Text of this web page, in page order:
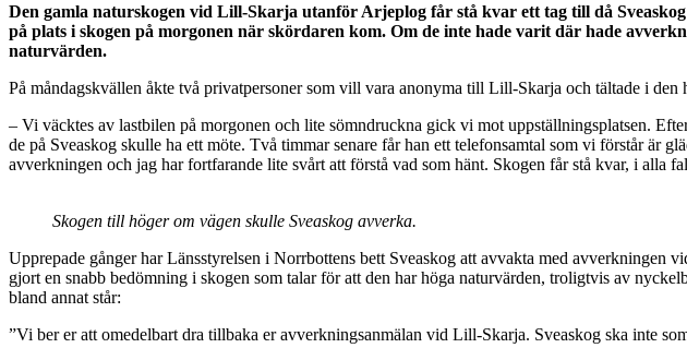
Den gamla naturskogen vid Lill-Skarja utanför Arjeplog får stå kvar ett tag till då
på plats i skogen på morgonen när skördaren kom. Om de inte hade varit där hade
naturvärden.
På måndagskvällen åkte två privatpersoner som vill vara anonyma till Lill-Skarja och tältade i den
– Vi väcktes av lastbilen på morgonen och lite sömndruckna gick vi mot uppställningsplatsen.
de på Sveaskog skulle ha ett möte. Två timmar senare får han ett telefonsamtal som vi förstår är
avverkningen och jag har fortfarande lite svårt att förstå vad som hänt. Skogen får stå kvar, i alla
Skogen till höger om vägen skulle Sveaskog avverka.
Upprepade gånger har Länsstyrelsen i Norrbottens bett Sveaskog att avvakta med
gjort en snabb bedömning i skogen som talar för att den har höga naturvärden, troligtvis av
bland annat står:
”Vi ber er att omedelbart dra tillbaka er avverkningsanmälan vid Lill-Skarja. Sveaskog ska inte